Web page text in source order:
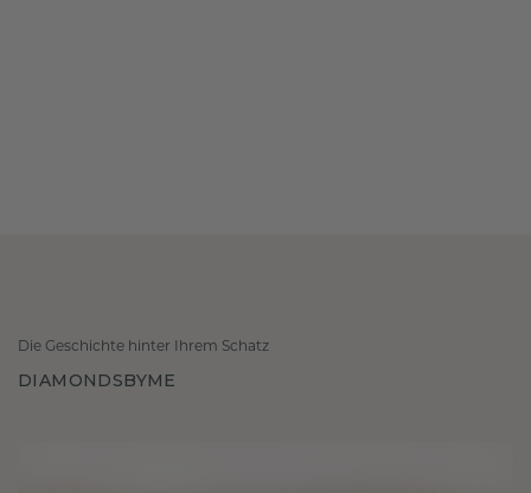
Die Geschichte hinter Ihrem Schatz
DIAMONDSBYME